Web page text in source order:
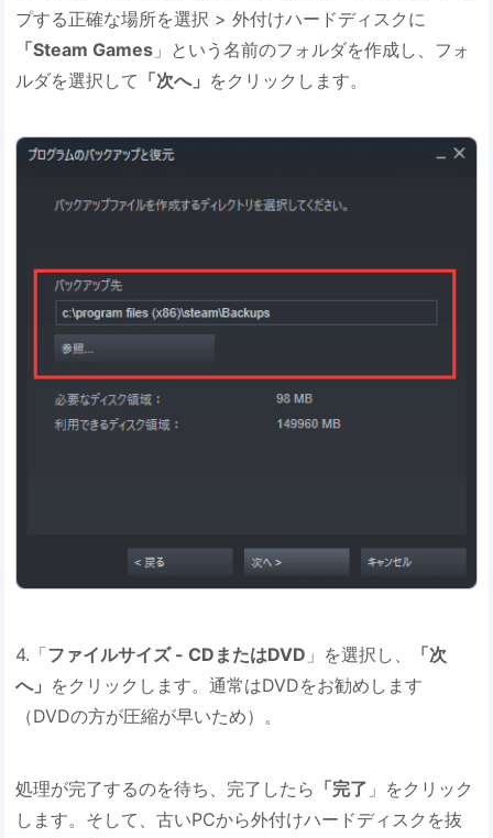
プする正確な場所を選択 > 外付けハードディスクに
「Steam Games 」という名前のフォルダを作成し、フォ
ルダを選択して 「次へ」 をクリックします。
4.「ファイルサイズ - CDまたはDVD 」を選択し、
「次
へ」 をクリックします。通常はDVDをお勧めします
（DVDの方が圧縮が早いため）。
処理が完了するのを待ち、完了したら 「完了 」をクリック
します。そして、古いPCから外付けハードディスクを抜